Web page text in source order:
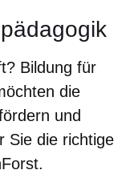
Bildung für
die
und
Sie die richtige